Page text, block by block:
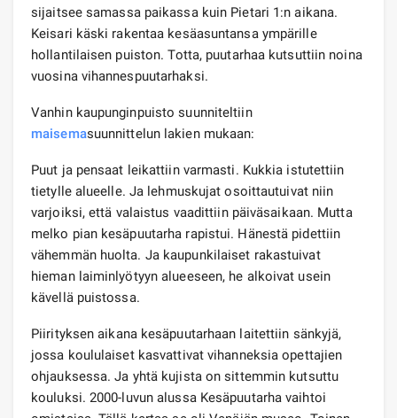
sijaitsee samassa paikassa kuin Pietari 1:n aikana.
Keisari käski rakentaa kesäasuntansa ympärille
hollantilaisen puiston. Totta, puutarhaa kutsuttiin noina
vuosina vihannespuutarhaksi.
Vanhin kaupunginpuisto suunniteltiin
maisemasuunnittelun lakien mukaan:
Puut ja pensaat leikattiin varmasti. Kukkia istutettiin
tietylle alueelle. Ja lehmuskujat osoittautuivat niin
varjoiksi, että valaistus vaadittiin päiväsaikaan. Mutta
melko pian kesäpuutarha rapistui. Hänestä pidettiin
vähemmän huolta. Ja kaupunkilaiset rakastuivat
hieman laiminlyötyyn alueeseen, he alkoivat usein
kävellä puistossa.
Piirityksen aikana kesäpuutarhaan laitettiin sänkyjä,
jossa koululaiset kasvattivat vihanneksia opettajien
ohjauksessa. Ja yhtä kujista on sittemmin kutsuttu
kouluksi. 2000-luvun alussa Kesäpuutarha vaihtoi